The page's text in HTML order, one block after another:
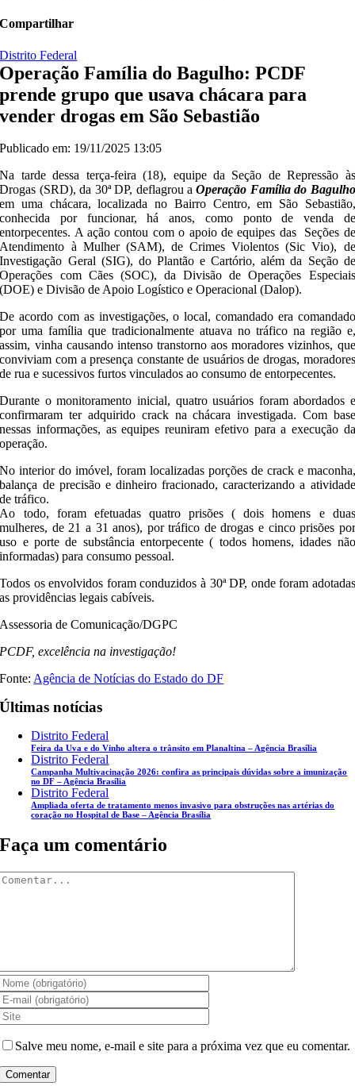
Compartilhar
Distrito Federal
Operação Família do Bagulho: PCDF
prende grupo que usava chácara para
vender drogas em São Sebastião
Publicado em: 19/11/2025 13:05
Na tarde dessa terça-feira (18), equipe da Seção de Repressão às
Drogas (SRD), da 30ª DP, deflagrou aOperação Família do Bagulho
em uma chácara, localizada no Bairro Centro, em São Sebastião,
conhecida por funcionar, há anos, como ponto de venda de
entorpecentes. A ação contou com o apoio de equipes das Seções de
Atendimento à Mulher (SAM), de Crimes Violentos (Sic Vio), de
Investigação Geral (SIG), do Plantão e Cartório, além da Seção de
Operações com Cães (SOC), da Divisão de Operações Especiais
(DOE) e Divisão de Apoio Logístico e Operacional (Dalop).
De acordo com as investigações, o local, comandado era comandado
por uma família que tradicionalmente atuava no tráfico na região e,
assim, vinha causando intenso transtorno aos moradores vizinhos, que
conviviam com a presença constante de usuários de drogas, moradores
de rua e sucessivos furtos vinculados ao consumo de entorpecentes.
Durante o monitoramento inicial, quatro usuários foram abordados e
confirmaram ter adquirido crack na chácara investigada. Com base
nessas informações, as equipes reuniram efetivo para a execução da
operação.
No interior do imóvel, foram localizadas porções de crack e maconha,
balança de precisão e dinheiro fracionado, caracterizando a atividade
de tráfico.
Ao todo, foram efetuadas quatro prisões ( dois homens e duas
mulheres, de 21 a 31 anos), por tráfico de drogas e cinco prisões por
uso e porte de substância entorpecente ( todos homens, idades não
informadas) para consumo pessoal.
Todos os envolvidos foram conduzidos à 30ª DP, onde foram adotadas
as providências legais cabíveis.
Assessoria de Comunicação/DGPC
PCDF, excelência na investigação!
Fonte: Agência de Notícias do Estado do DF
Últimas notícias
Distrito Federal
Feira da Uva e do Vinho altera o trânsito em Planaltina – Agência Brasília
Distrito Federal
Campanha Multivacinação 2026: confira as principais dúvidas sobre a imunização
no DF – Agência Brasília
Distrito Federal
Ampliada oferta de tratamento menos invasivo para obstruções nas artérias do
coração no Hospital de Base – Agência Brasília
Faça um comentário
Salve meu nome, e-mail e site para a próxima vez que eu comentar.